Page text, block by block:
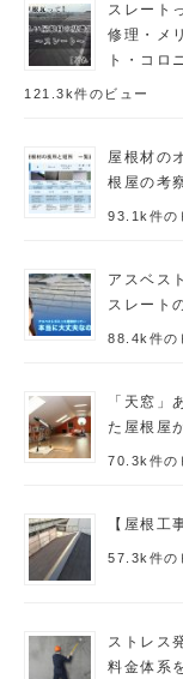
スレート
修理・メ
ト・コロ
121.3k件のビュー
屋根材の
根屋の考
93.1k件の
アスベス
スレート
88.4k件の
「天窓」
た屋根屋
70.3k件の
【屋根工
57.3k件の
ストレス
料金体系